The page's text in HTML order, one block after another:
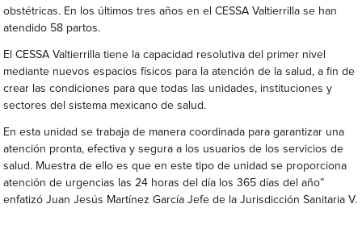
obstétricas. En los últimos tres años en el CESSA Valtierrilla se han
atendido 58 partos.
El CESSA Valtierrilla tiene la capacidad resolutiva del primer nivel
mediante nuevos espacios físicos para la atención de la salud, a fin de
crear las condiciones para que todas las unidades, instituciones y
sectores del sistema mexicano de salud.
En esta unidad se trabaja de manera coordinada para garantizar una
atención pronta, efectiva y segura a los usuarios de los servicios de
salud. Muestra de ello es que en este tipo de unidad se proporciona
atención de urgencias las 24 horas del día los 365 días del año”
enfatizó Juan Jesús Martínez García Jefe de la Jurisdicción Sanitaria V.